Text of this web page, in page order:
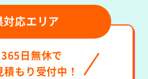
応エリア
日無休で
もり受付中！